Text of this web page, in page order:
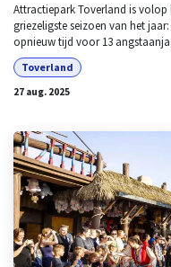
Attractiepark Toverland is
griezeligste seizoen van het
opnieuw tijd voor 13
Toverland
27 aug. 2025